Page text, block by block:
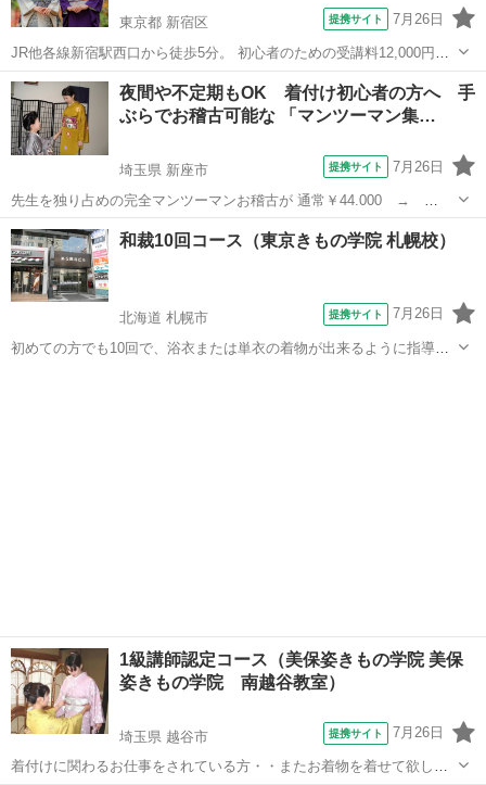
東京都 新宿区 提携サイト 7月26日
JR他各線新宿駅西口から徒歩5分。 初心者のための受講料12,000円→0
円の着付体験教室（2ヶ月全8回） 先着5名様に無料受講券プレゼン
ト！ ＜募集日程＞ ・2026年 9月25日（金） ・2026年10月15日
（木）...
東京 新宿区 着付け
夜間や不定期もOK 着付け初心者の方へ 手
ぶらでお稽古可能な 「マンツーマン集…
埼玉県 新座市 提携サイト 7月26日
先生を独り占めの完全マンツーマンお稽古が 通常￥44.000 →
￥19.800(90分×全8回) 着物の着付けはもちろんですが！大切な体型の
補正の基礎から 綺麗に着られるコツ♪更に、わかりにくい着物の知識
や 帯・小物合わ...
埼玉 新座市 着付け
和裁10回コース（東京きもの学院 札幌校）
北海道 札幌市 提携サイト 7月26日
初めての方でも10回で、浴衣または単衣の着物が出来るように指導い
1級講師認定コース（美保姿きもの学院 美保
姿きもの学院 南越谷教室）
埼玉県 越谷市 提携サイト 7月26日
着付けに関わるお仕事をされている方・・またお着物を着せて欲しい